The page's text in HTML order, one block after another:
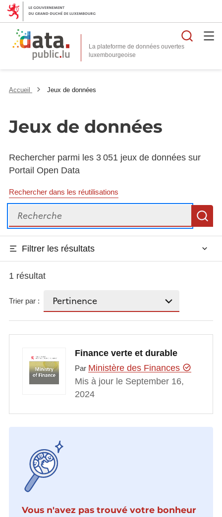
La plateforme de données ouvertes
Accueil Jeux de données
Jeux de données
Rechercher parmi les 3 051 jeux de données sur
Portail Open Data
Rechercher dans les réutilisations
Recherche
Filtrer les résultats
1 résultat
Trier par :
Finance verte et durable
Par Ministère des Finances
Mis à jour le September 16,
2024
Vous n'avez pas trouvé votre bonheur